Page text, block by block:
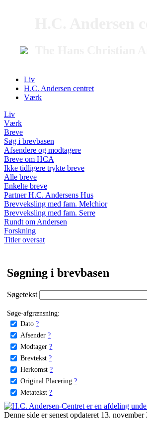
Liv
H.C. Andersen centret
Værk
Liv
Værk
Breve
Søg i brevbasen
Afsendere og modtagere
Breve om HCA
Ikke tidligere trykte breve
Alle breve
Enkelte breve
Partner H.C. Andersens Hus
Brevveksling med fam. Melchior
Brevveksling med fam. Serre
Rundt om Andersen
Forskning
Titler oversat
Søgning i brevbasen
Søgetekst
Søge-afgrænsning:
Dato ?
Afsender ?
Modtager ?
Brevtekst ?
Herkomst ?
Original Placering ?
Metatekst ?
Denne side er senest opdateret 13.